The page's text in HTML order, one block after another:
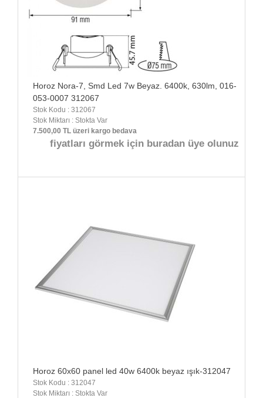
Horoz Nora-7, Smd Led 7w Beyaz. 6400k, 630lm, 016-
053-0007 312067
Stok Kodu : 312067
Stok Miktarı : Stokta Var
7.500,00 TL üzeri kargo bedava
fiyatları görmek için buradan üye olunuz
Horoz 60x60 panel led 40w 6400k beyaz ışık-312047
Stok Kodu : 312047
Stok Miktarı : Stokta Var